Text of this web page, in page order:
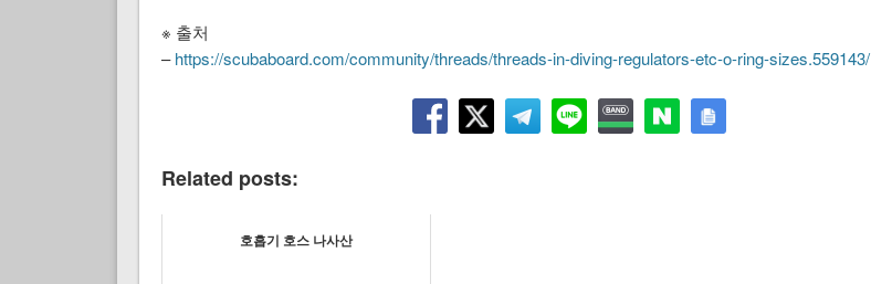
※ 출처
–https://scubaboard.com/community/threads/threads-in-diving-regulators-etc-o-ring-sizes.559143/
Related posts:
호흡기 호스 나사산